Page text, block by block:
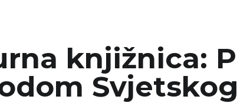
knjižnica: